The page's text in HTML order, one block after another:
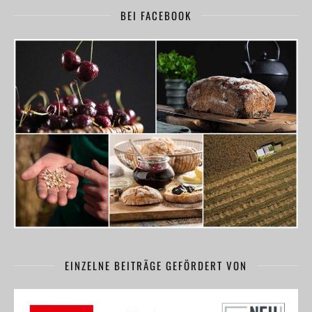
BEI FACEBOOK
EINZELNE BEITRÄGE GEFÖRDERT VON